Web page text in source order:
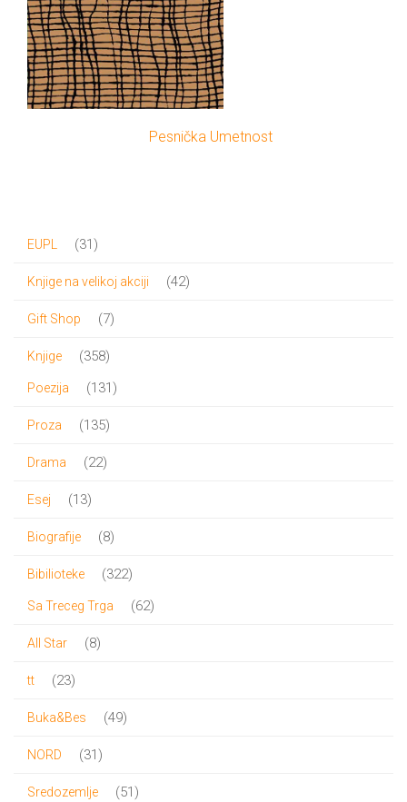
Pesnička Umetnost
EUPL 31 31
Knjige na velikoj akciji 4242
Gift Shop 77
Knjige 358358
proizvoda
Poezija 131 131
Proza 135135
Drama 2222
Esej 1313
Biografije 88
Bibilioteke 322322
proizvoda
Sa Treceg Trga 6262
All Star 88
tt 2323
Buka&Bes 4949
NORD 31 31
Sredozemlje 51 51